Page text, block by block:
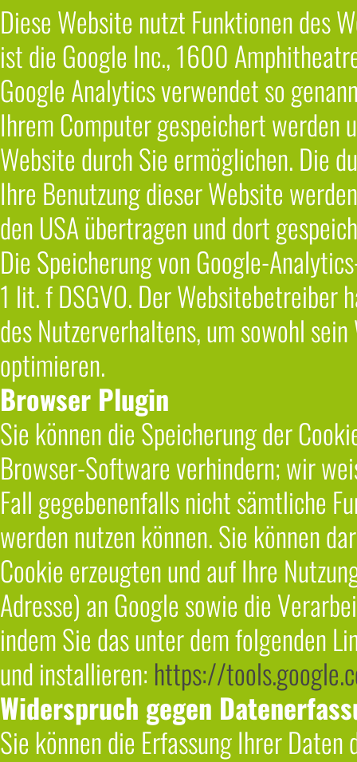
Diese Website nutzt Funktionen des
ist die Google Inc., 1600
Google Analytics verwendet so
Ihrem Computer gespeichert werden
Website durch Sie ermöglichen. Die
Ihre Benutzung dieser Website
den USA übertragen und dort
Die Speicherung von Google-
1 lit. f DSGVO. Der Websitebetreiber
des Nutzerverhaltens, um sowohl
optimieren.
Browser Plugin
Sie können die Speicherung der
Browser-Software verhindern; wir
Fall gegebenenfalls nicht sämtliche
werden nutzen können. Sie können
Cookie erzeugten und auf Ihre
Adresse) an Google sowie die
indem Sie das unter dem folgenden
und installieren: https://
Widerspruch gegen
Sie können die Erfassung Ihrer